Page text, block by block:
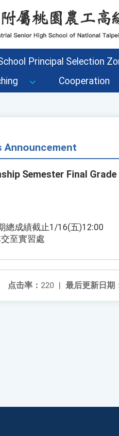
Principal Selection
Cooperation
Announcement
Semester Final
總成績截止1/16(五)12:00
至實習處
最后更新日期
点击率： 220 |